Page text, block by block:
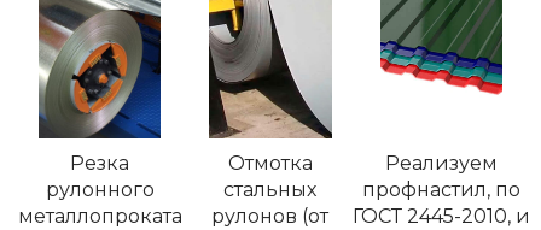
Резка
рулонного
металлопроката
Отмотка
стальных
рулонов (от
Реализуем
профнастил, по
ГОСТ 2445-2010, и